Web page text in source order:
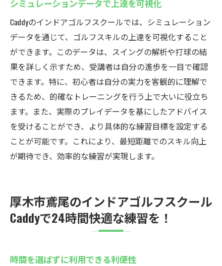
シミュレーションデータで上達を可視化
Caddyのインドアゴルフスクールでは、シミュレーション
データを通じて、ゴルフスキルの上達を可視化すること
ができます。このデータは、スイングの解析や打球の結
果を詳しく示すため、受講者は自分の進歩を一目で確認
できます。特に、初心者は自分の実力を客観的に理解で
きるため、的確なトレーニングを行う上で大いに役立ち
ます。また、実際のプレイデータを基にしたアドバイス
を受けることができ、より具体的な練習目標を設定する
ことが可能です。これにより、最短距離でのスキル向上
が期待でき、効率的な練習が実現します。
厚木市鳶尾のインドアゴルフスクール
Caddyで24時間快適な練習を！
時間を選ばずに利用できる利便性